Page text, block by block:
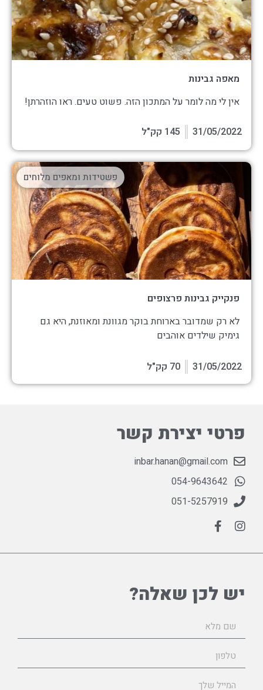
מאפה גבינות
אין לי מה לומר על המתכון הזה. פשוט טעים. ראו הוזהרתן!
31/05/2022 145 קק"ל
פנקייק גבינות פרצופים
לא רק שמדובר בארוחת בוקר מגוונת ומאוזנת, היא גם
גימיק שילדים אוהבים
פשטידות ומאפים מלוחים
31/05/2022 70 קק"ל
פרטי יצירת קשר
inbar.hanan@gmail.com
054-9643642
051-5257919
יש לכן שאלה?